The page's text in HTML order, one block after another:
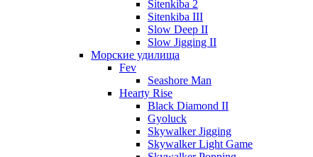
Sitenkiba 2
Sitenkiba III
Slow Deep II
Slow Jigging II
Морские удилища
Fev
Seashore Man
Hearty Rise
Black Diamond II
Gyoluck
Skywalker Jigging
Skywalker Light Game